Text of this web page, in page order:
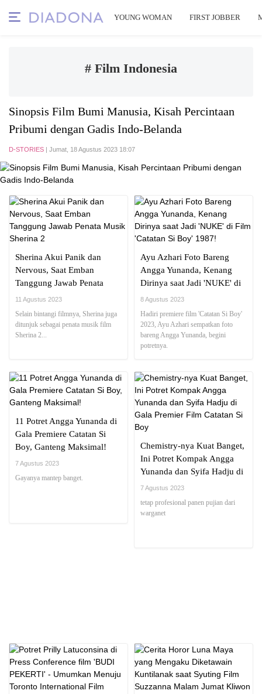
YOUNG WOMAN FIRST JOBBER
# Film Indonesia
Sinopsis Film Bumi Manusia, Kisah Percintaan
Pribumi dengan Gadis Indo-Belanda
D-STORIES | Jumat, 18 Agustus 2023 18:07
Sherina Akui Panik dan
Nervous, Saat Emban
Tanggung Jawab Penata
Musik Sherina 2
11 Agustus 2023
Selain bintangi filmnya, Sherina juga
ditunjuk sebagai penata musik film
Sherina 2...
Ayu Azhari Foto Bareng
Angga Yunanda, Kenang
Dirinya saat Jadi 'NUKE' di
Film 'Catatan Si Boy' 1987!
8 Agustus 2023
Hadiri premiere film 'Catatan Si Boy'
2023, Ayu Azhari sempatkan foto
bareng Angga Yunanda, begini
potretnya.
11 Potret Angga Yunanda di
Gala Premiere Catatan Si
Boy, Ganteng Maksimal!
7 Agustus 2023
Gayanya mantep banget.
Chemistry-nya Kuat Banget,
Ini Potret Kompak Angga
Yunanda dan Syifa Hadju di
Gala Premier Film Catatan Si
7 Agustus 2023
tetap profesional panen pujian dari
warganet